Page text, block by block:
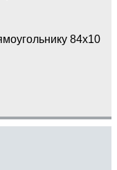
84х10